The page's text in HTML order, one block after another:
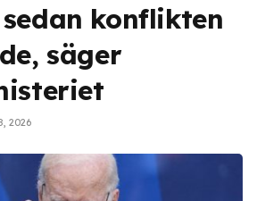
konflikten
säger
2026